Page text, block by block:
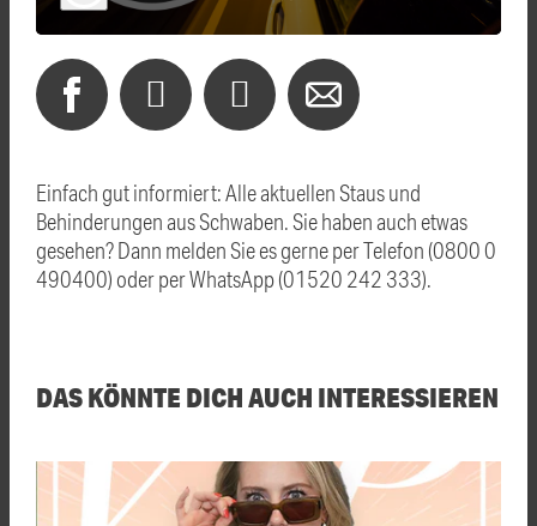
Einfach gut informiert: Alle aktuellen Staus und
Behinderungen aus Schwaben. Sie haben auch etwas
gesehen? Dann melden Sie es gerne per Telefon (0800 0
490400) oder per WhatsApp (01520 242 333).
DAS KÖNNTE DICH AUCH INTERESSIEREN